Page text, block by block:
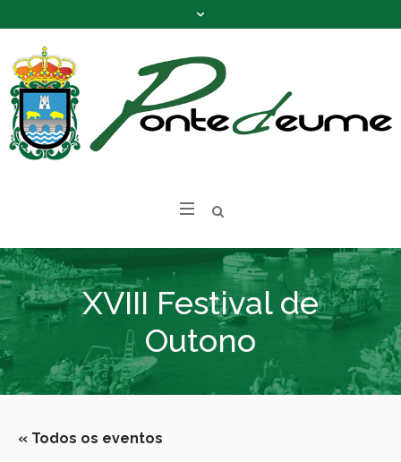
XVIII Festival de
Outono
« Todos os eventos